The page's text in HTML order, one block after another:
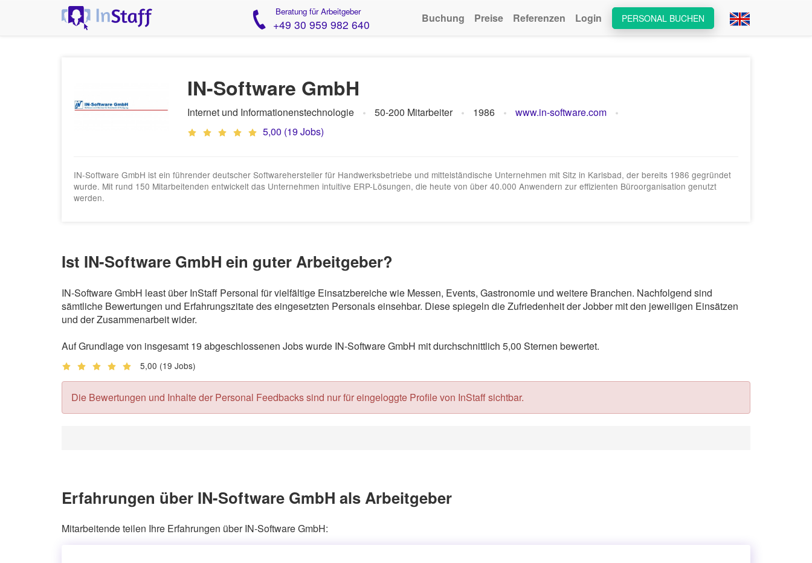
Beratung für Arbeitgeber
+49 30 959 982 640 PERSONAL BUCHEN
Buchung Preise Referenzen Login
IN-Software GmbH
Internet und Informationenstechnologie 50-200 Mitarbeiter 1986
www.in-software.com
5,00 (19 Jobs)
IN-Software GmbH ist ein führender deutscher Softwarehersteller für Handwerksbetriebe und mittelständische Unternehmen mit Sitz in Karlsbad, der bereits 1986 gegründet
wurde. Mit rund 150 Mitarbeitenden entwickelt das Unternehmen intuitive ERP-Lösungen, die heute von über 40.000 Anwendern zur effizienten Büroorganisation genutzt
werden.
Ist IN-Software GmbH ein guter Arbeitgeber?
IN-Software GmbH least über InStaff Personal für vielfältige Einsatzbereiche wie Messen, Events, Gastronomie und weitere Branchen. Nachfolgend sind
sämtliche Bewertungen und Erfahrungszitate des eingesetzten Personals einsehbar. Diese spiegeln die Zufriedenheit der Jobber mit den jeweiligen Einsätzen
und der Zusammenarbeit wider.
Auf Grundlage von insgesamt 19 abgeschlossenen Jobs wurde IN-Software GmbH mit durchschnittlich 5,00 Sternen bewertet.
5,00 (19 Jobs)
Die Bewertungen und Inhalte der Personal Feedbacks sind nur für eingeloggte Profile von InStaff sichtbar.
Erfahrungen über IN-Software GmbH als Arbeitgeber
Mitarbeitende teilen Ihre Erfahrungen über IN-Software GmbH: